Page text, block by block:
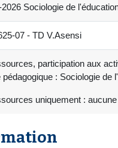
Sociologie de
07 - TD V.Asensi
participation aux
pédagogique : Sociologie
uniquement :